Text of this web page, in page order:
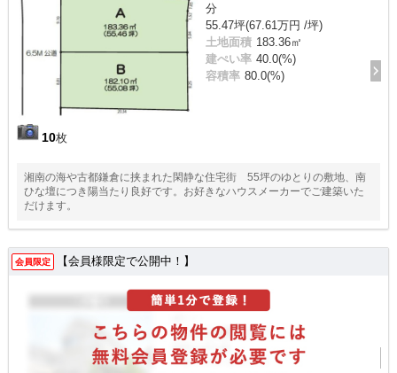
10枚
分
55.47坪(67.61万円 /坪)
土地面積 183.36㎡
建ぺい率 40.0(%)
容積率 80.0(%)
湘南の海や古都鎌倉に挟まれた閑静な住宅街 55坪のゆとりの敷地、南
ひな壇につき陽当たり良好です。お好きなハウスメーカーでご建築いた
だけます。
会員限定 【会員様限定で公開中！】